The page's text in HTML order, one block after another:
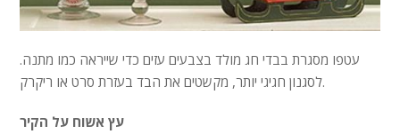
עטפו מסגרת בבדי חג מולד בצבעים עזים כדי שייראה כמו מתנה.
לסגנון חגיגי יותר, מקשטים את הבד בעזרת סרט או ריקרק.
עץ אשוח על הקיר